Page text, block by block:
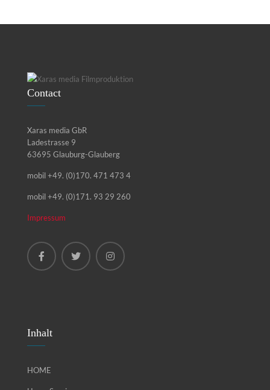
Contact
Xaras media GbR
Ladestrasse 9
63695 Glauburg-Glauberg
mobil +49. (0)170. 471 473 4
mobil +49. (0)171. 93 29 260
Impressum
Inhalt
HOME